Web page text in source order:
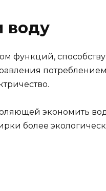
воду
функций,
экономить
более